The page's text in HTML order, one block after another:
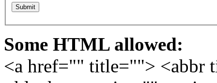
Some HTML allowed:
<a href="" title=""> <abbr